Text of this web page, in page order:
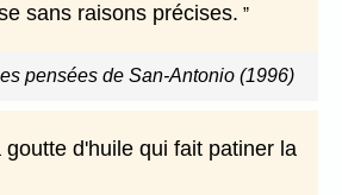
sans raisons précises.
pensées de San-Antonio (1996)
goutte d'huile qui fait patiner la